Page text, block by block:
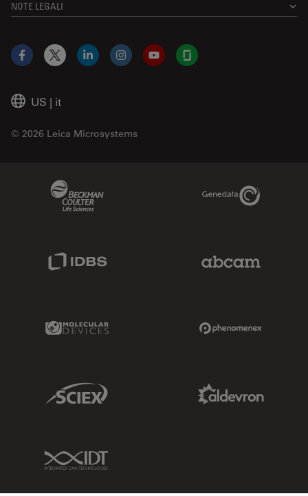
NOTE LEGALI
US | it
© 2026 Leica Microsystems
Facebook
X LinkedInInstagramYouTubeGlassdoor
Genedata Link
Molecular Devices Link
Sciex Link
IDT Link